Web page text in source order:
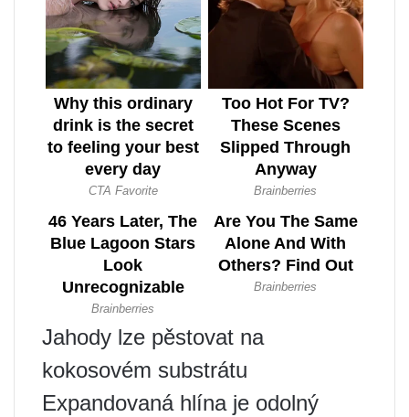
Jahody lze pěstovat na
kokosovém substrátu
Expandovaná hlína je odolný